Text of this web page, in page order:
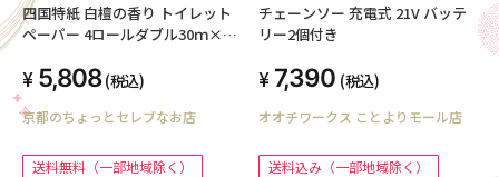
四国特紙 白檀の香り トイレット
ペーパー 4ロールダブル30ｍ×12
5,808 (税込)
京都のちょっとセレブなお店
送料無料（一部地域除く）
チェーンソー 充電式 21V バッテ
リー2個付き
7,390 (税込)
オオチワークス ことよりモール店
送料込み（一部地域除く）